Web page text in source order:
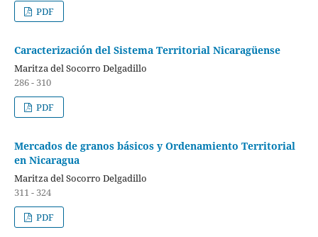
PDF
Caracterización del Sistema Territorial Nicaragüense
Maritza del Socorro Delgadillo
286 - 310
PDF
Mercados de granos básicos y Ordenamiento Territorial
en Nicaragua
Maritza del Socorro Delgadillo
311 - 324
PDF